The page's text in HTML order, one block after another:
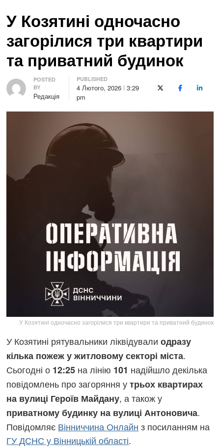
У Козятині одночасно
загорілися три квартири
та приватний будинок
Author
POSTED
BY
Редакція
PUBLISHED
4 Лютого, 2026 3:29
pm
X (Twitter)Facebook
У Козятині одночасно загорілися три квартири та приватний будинок
У Козятині рятувальники ліквідувалиодразу
кілька пожеж у житловому секторі міста.
Сьогодні о 12:25 на лінію 101 надійшло декілька
повідомлень про загоряння утрьох квартирах
на вулиці Героїв Майдану, а також у
приватному будинку на вулиці Антоновича.
Повідомляє Вінниччина Онлайн з посиланням на
ГУ ДСНС у Вінницькій області.